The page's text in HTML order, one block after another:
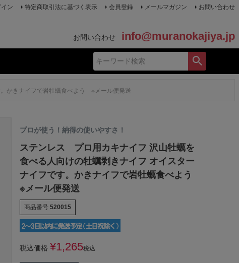
イン 特定商取引法に基づく表示 会員登録 メールマガジン お問い合わせ
お問い合わせ info@muranokajiya.jp
かきナイフで岩牡蠣食べよう ※メール便発送
プロが使う！納得の使いやすさ！
ステンレス プロ用カキナイフ 沢山牡蠣を
食べる人向けの牡蠣剥きナイフ オイスター
ナイフです。かきナイフで岩牡蠣食べよう
※メール便発送
商品番号 520015
税込価格 ¥1,265税込